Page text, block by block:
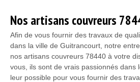
Nos artisans couvreurs
Afin de vous fournir des travaux de
dans la ville de Guitrancourt, notre
nos artisans couvreurs 78440 à votre
vous, ils sont de vrais passionnés dans
leur possible pour vous fournir des